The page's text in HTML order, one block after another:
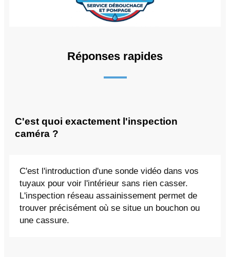
Réponses rapides
C'est quoi exactement l'inspection
caméra ?
C'est l'introduction d'une sonde vidéo dans vos
tuyaux pour voir l'intérieur sans rien casser.
L'inspection réseau assainissement permet de
trouver précisément où se situe un bouchon ou
une cassure.